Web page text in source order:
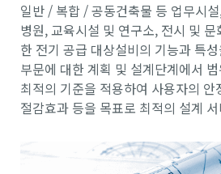
일반 / 복합 / 공동건축물 등 업무시
병원, 교육시설 및 연구소, 전시 및
한 전기 공급 대상설비의 기능과 특
부문에 대한 계획 및 설계단계에서
최적의 기준을 적용하여 사용자의 안
절감효과 등을 목표로 최적의 설계